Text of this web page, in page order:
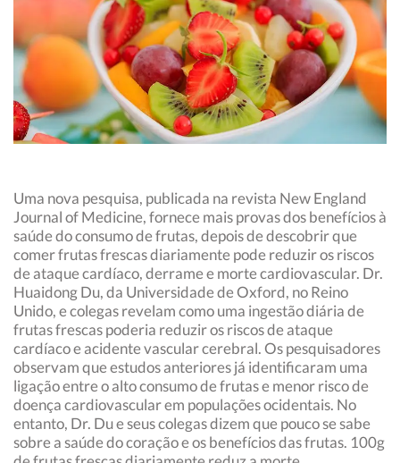
Uma nova pesquisa, publicada na revista New England
Journal of Medicine, fornece mais provas dos benefícios à
saúde do consumo de frutas, depois de descobrir que
comer frutas frescas diariamente pode reduzir os riscos
de ataque cardíaco, derrame e morte cardiovascular. Dr.
Huaidong Du, da Universidade de Oxford, no Reino
Unido, e colegas revelam como uma ingestão diária de
frutas frescas poderia reduzir os riscos de ataque
cardíaco e acidente vascular cerebral. Os pesquisadores
observam que estudos anteriores já identificaram uma
ligação entre o alto consumo de frutas e menor risco de
doença cardiovascular em populações ocidentais. No
entanto, Dr. Du e seus colegas dizem que pouco se sabe
sobre a saúde do coração e os benefícios das frutas. 100g